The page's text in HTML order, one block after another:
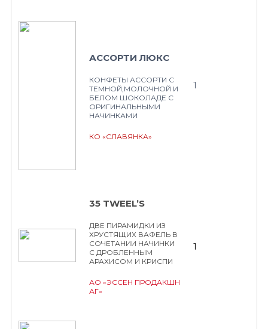
АССОРТИ ЛЮКС
КОНФЕТЫ АССОРТИ С
ТЕМНОЙ,МОЛОЧНОЙ И
БЕЛОМ ШОКОЛАДЕ С
ОРИГИНАЛЬНЫМИ
НАЧИНКАМИ
КО «СЛАВЯНКА»
1
35 TWEEL’S
ДВЕ ПИРАМИДКИ ИЗ
ХРУСТЯЩИХ ВАФЕЛЬ В
СОЧЕТАНИИ НАЧИНКИ
С ДРОБЛЕННЫМ
АРАХИСОМ И КРИСПИ
АО «ЭССЕН ПРОДАКШН
АГ»
1